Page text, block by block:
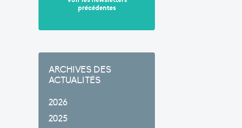
précédentes
ARCHIVES DES
ACTUALITÉS
2026
2025